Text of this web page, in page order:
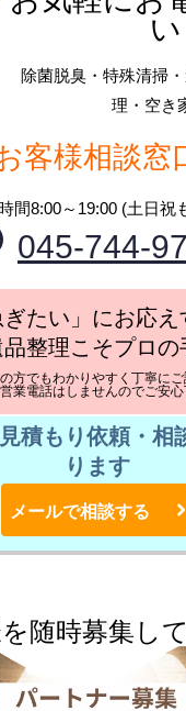
い
除菌脱臭・特殊清掃
理・空き
客様相談窓
間8:00～19:00 (土日祝
045-744-
ぎたい」にお応
整理こそプロの
方でもわかりやすく丁寧に
業電話はしませんのでご安心
積もり依頼・相
ります
メールで相談する
随時募集し